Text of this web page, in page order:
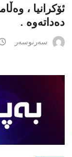
ئۆکرانیا ،
دەداتەوە .
سەرنوسەر